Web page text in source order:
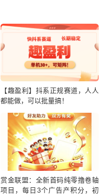
【趣盈利】抖系正规赛道，人人
都能做，可以批量搞！
赏金联盟：全新首码纯零撸卷轴
项目，每日3个广告产积分，初